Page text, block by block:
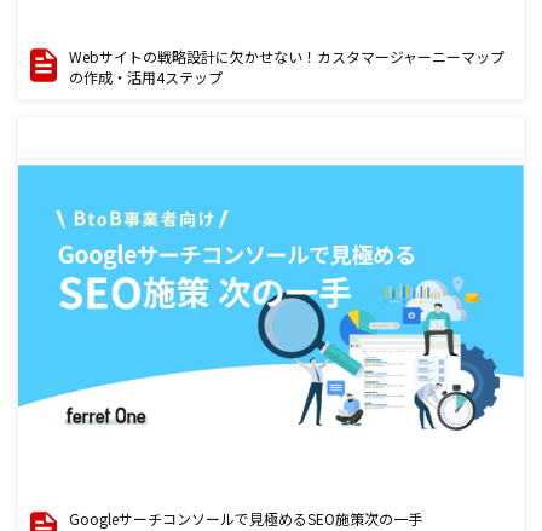
Webサイトの戦略設計に欠かせない！カスタマージャーニーマップ
の作成・活用4ステップ
Googleサーチコンソールで見極めるSEO施策次の一手